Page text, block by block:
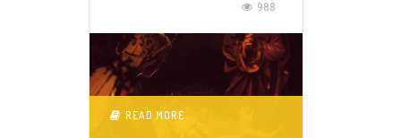
988
READ MORE